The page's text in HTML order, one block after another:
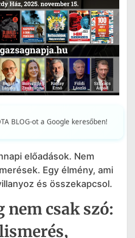
BLOG-ot a Google keresőben!
előadások. Nem
Egy élmény, ami
és összekapcsol.
nem csak szó: